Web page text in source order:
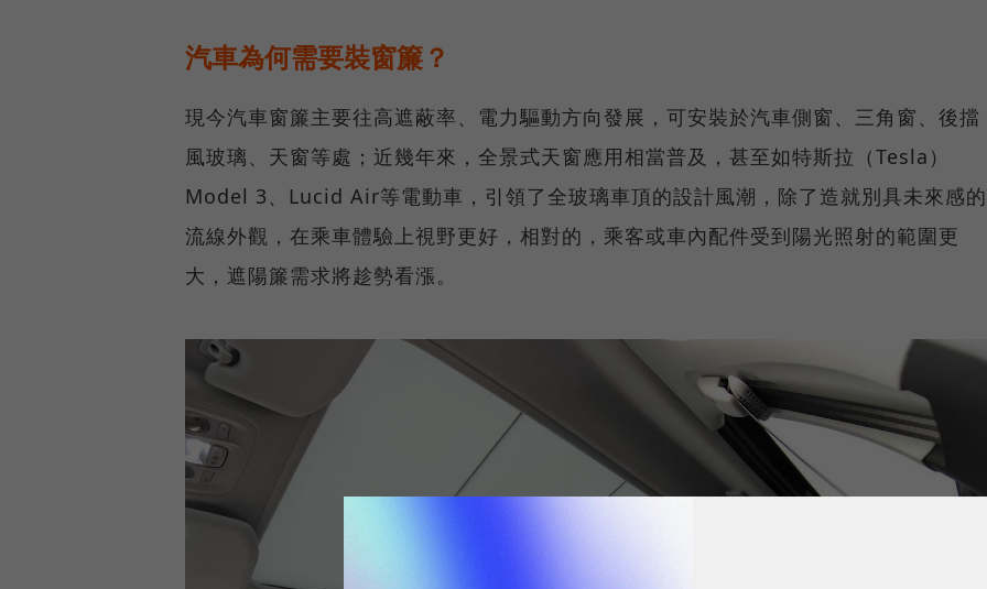
汽車為何需要裝窗簾？
現今汽車窗簾主要往高遮蔽率、電力驅動方向發展，可安裝於汽車側窗、三角窗、後擋
風玻璃、天窗等處；近幾年來，全景式天窗應用相當普及，甚至如特斯拉（Tesla）
Model 3、Lucid Air等電動車，引領了全玻璃車頂的設計風潮，除了造就別具未來感的
流線外觀，在乘車體驗上視野更好，相對的，乘客或車內配件受到陽光照射的範圍更
大，遮陽簾需求將趁勢看漲。